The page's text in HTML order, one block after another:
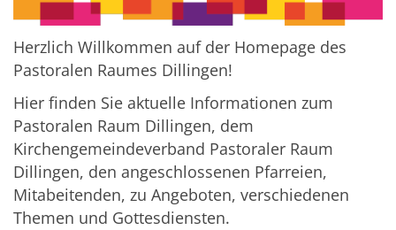
Herzlich Willkommen auf der Homepage des
Pastoralen Raumes Dillingen!
Hier finden Sie aktuelle Informationen zum
Pastoralen Raum Dillingen, dem
Kirchengemeindeverband Pastoraler Raum
Dillingen, den angeschlossenen Pfarreien,
Mitabeitenden, zu Angeboten, verschiedenen
Themen und Gottesdiensten.